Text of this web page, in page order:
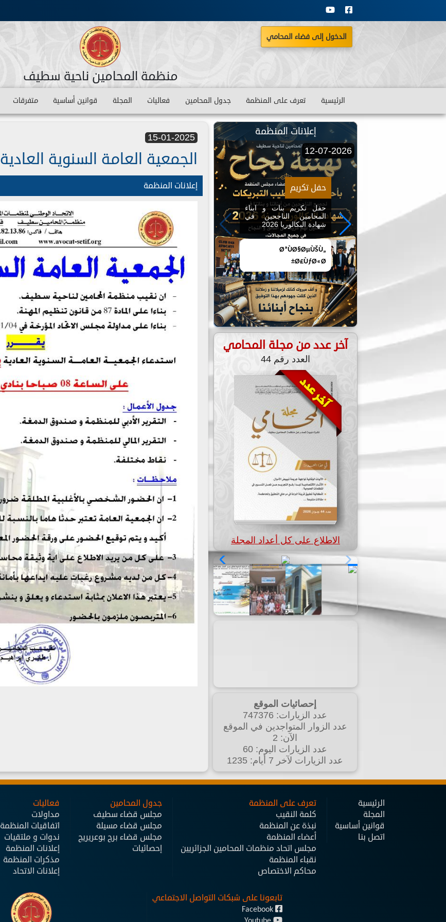
منظمة المحامين ناحية سطيف
الدخول إلى فضاء المحامي
الرئيسية تعرف على المنظمة جدول المحامين فعاليات المجلة قوانين أساسية متفرقات
15-01-2025
الجمعية العامة السنوية العادية
إعلانات المنظمة
إعلانات المنظمة
12-07-2026
حفل تكريم
حفل تكريم بنات و ابناء
المحامين الناجحين في
شهادة البكالوريا 2026
لمجلة
آخر عدد من مجلة المحامي
العدد رقم 44
الاطلاع على كل أعداد المجلة
إحصائيات الموقع
عدد الزيارات: 747376
عدد الزوار المتواجدين في الموقع
الآن: 2
عدد الزيارات اليوم: 60
عدد الزيارات لآخر 7 أيام: 1235
الرئيسية
المجلة
قوانين أساسية
اتصل بنا
تعرف على المنظمة
كلمة النقيب
نبذة عن المنظمة
أعضاء المنظمة
مجلس اتحاد منظمات المحامين الجزائريين
نقباء المنظمة
محاكم الاختصاص
جدول المحامين
مجلس قضاء سطيف
مجلس قضاء مسيلة
مجلس قضاء برج بوعريريج
إحصائيات
فعاليات
مداولات
اتفاقيات المنظمة
ندوات و ملتقيات
إعلانات المنظمة
مذكرات المنظمة
إعلانات الاتحاد
تابعونا على شبكات التواصل الاجتماعي
Facebook